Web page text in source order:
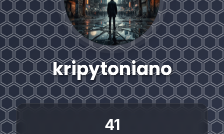
kripytoniano
41